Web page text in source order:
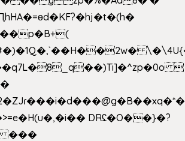

DRʢ�O��}�?
���